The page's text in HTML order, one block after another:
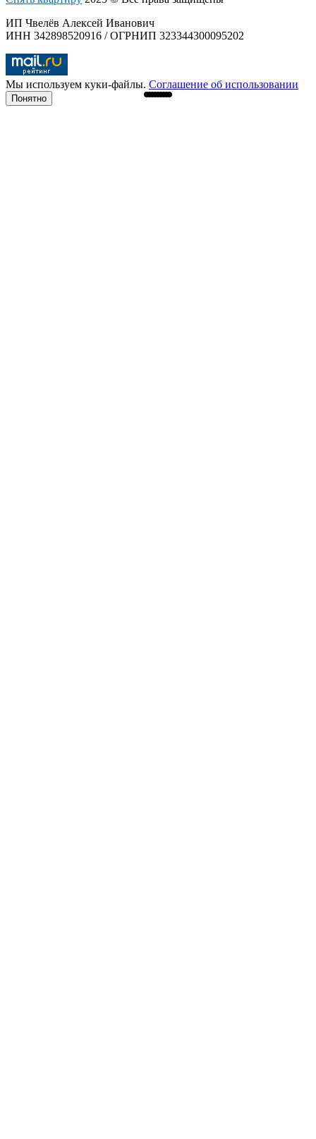
ИП Чвелёв Алексей Иванович
ИНН 342898520916 / ОГРНИП 323344300095202
Мы используем куки-файлы. Соглашение об использовании
Понятно